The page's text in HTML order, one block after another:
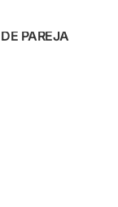
PAREJA